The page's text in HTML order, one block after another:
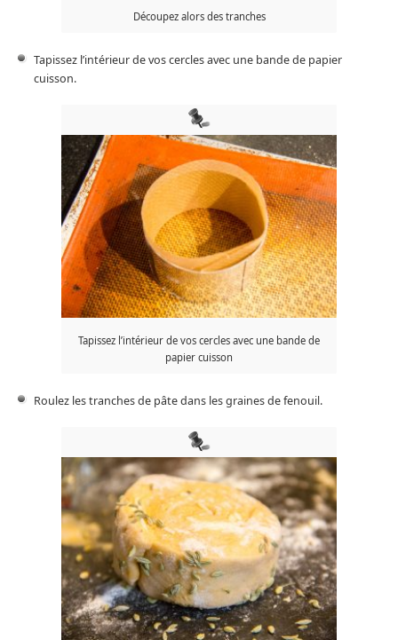
Découpez alors des tranches
Tapissez l’intérieur de vos cercles avec une bande de papier
cuisson.
Tapissez l’intérieur de vos cercles avec une bande de
papier cuisson
Roulez les tranches de pâte dans les graines de fenouil.